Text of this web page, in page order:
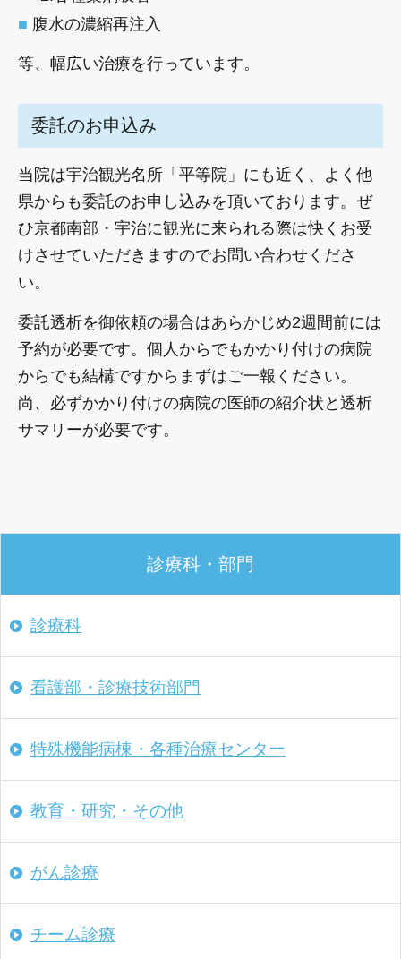
腹水の濃縮再注入
等、幅広い治療を行っています。
委託のお申込み
当院は宇治観光名所「平等院」にも近く、よく他
県からも委託のお申し込みを頂いております。ぜ
ひ京都南部・宇治に観光に来られる際は快くお受
けさせていただきますのでお問い合わせくださ
い。
委託透析を御依頼の場合はあらかじめ2週間前には
予約が必要です。個人からでもかかり付けの病院
からでも結構ですからまずはご一報ください。
尚、必ずかかり付けの病院の医師の紹介状と透析
サマリーが必要です。
診療科・部門
診療科
看護部・診療技術部門
特殊機能病棟・ 各種治療センター
教育・研究・その他
がん診療
チーム診療